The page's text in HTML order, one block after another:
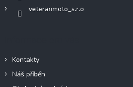
veteranmoto_s.r.o
Kontakty
Náš příběh